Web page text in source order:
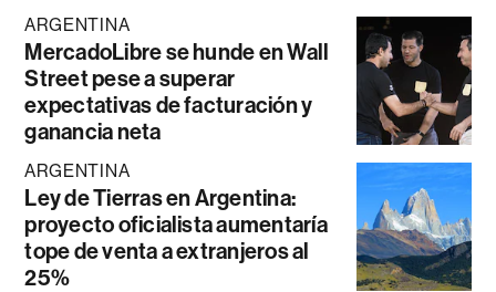
ARGENTINA
MercadoLibre se hunde en Wall
Street pese a superar
expectativas de facturación y
ganancia neta
ARGENTINA
Ley de Tierras en Argentina:
proyecto oficialista aumentaría
tope de venta a extranjeros al
25%